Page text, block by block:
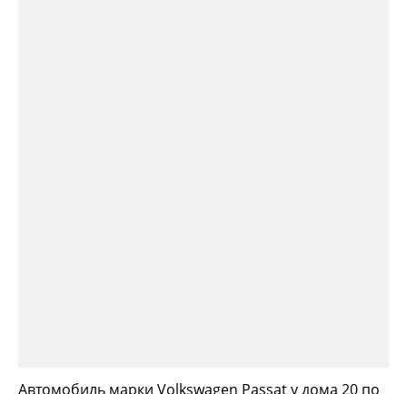
Автомобиль марки Volkswagen Passat у дома 20 по